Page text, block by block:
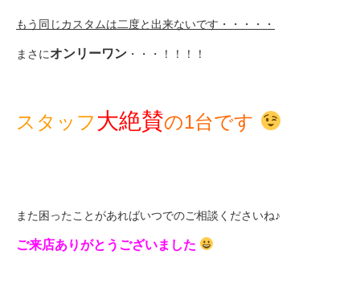
もう同じカスタムは二度と出来ないです・・・・・
まさにオンリーワン ・・・！！！！
スタッフ 大絶賛の1台です
また困ったことがあればいつでのご相談くださいね♪
ご来店ありがとうございました